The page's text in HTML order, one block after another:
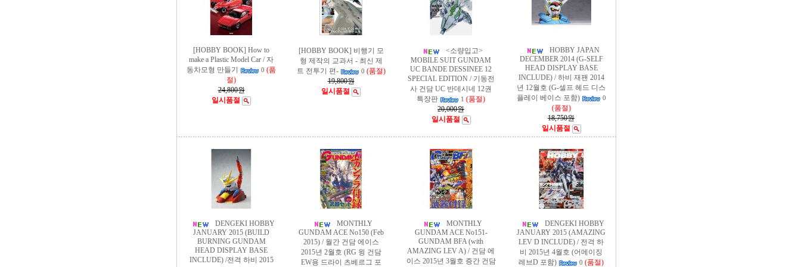
[HOBBY BOOK] How to
make a Plastic Model Car / 자
동차모형 만들기
0 (품
절)
24,800원
일시품절
[HOBBY BOOK] 비행기 모
형 제작의 교과서 - 최신 제
트 전투기 편-
0 (품절)
19,800원
일시품절
<소량입고>
MOBILE SUIT GUNDAM
UC BANDE DESSINEE 12
SPECIAL EDITION / 기동전
사 건담 UC 반데시네 12권
특장판
1 (품절)
20,000원
일시품절
HOBBY JAPAN
DECEMBER 2014 (G-SELF
HEAD DISPLAY BASE
INCLUDE) / 하비 재팬 2014
년 12월호 (G-셀프 헤드 디스
플레이 베이스 포함)
0
(품절)
18,750원
일시품절
DENGEKI HOBBY
JANUARY 2015 (BUILD
BURNING GUNDAM
HEAD DISPLAY BASE
INCLUDE) /전격 하비 2015
MONTHLY
GUNDAM ACE No150 (Feb
2015) / 월간 건담 에이스
2015년 2월호 (RG 윙 건담
EW용 드라이 츠베르그 포
MONTHLY
GUNDAM ACE No151-
GUNDAM BFA (with
AMAZING LEV A) / 건담 에
이스 2015년 3월호 증간 건담
DENGEKI HOBBY
JANUARY 2015 (AMAZING
LEV D INCLUDE) / 전격 하
비 2015년 4월호 (어메이징
레브D 포함)
0 (품절)